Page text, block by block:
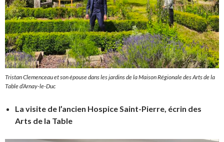
Tristan Clemenceau et son épouse dans les jardins de la Maison Régionale des Arts de la
Table d’Arnay-le-Duc
La visite de l’ancien Hospice Saint-Pierre, écrin des
Arts de la Table